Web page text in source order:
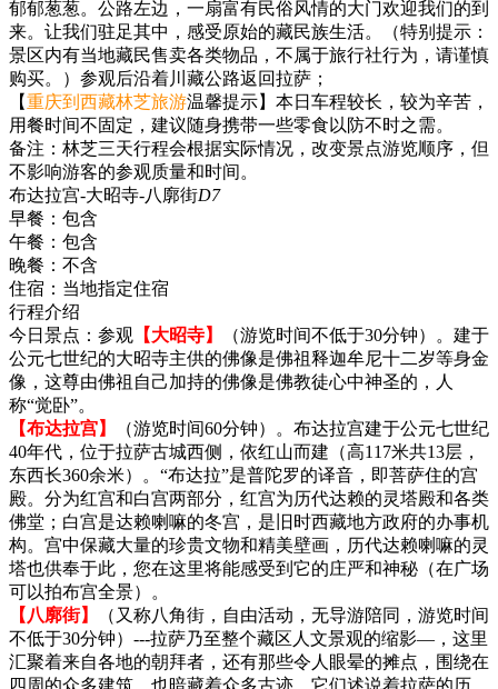
郁郁葱葱。公路左边，一扇富有民俗风情的大门欢迎我们的到
来。让我们驻足其中，感受原始的藏民族生活。（特别提示：
景区内有当地藏民售卖各类物品，不属于旅行社行为，请谨慎
购买。）参观后沿着川藏公路返回拉萨；
【重庆到西藏林芝旅游温馨提示】本日车程较长，较为辛苦，
用餐时间不固定，建议随身携带一些零食以防不时之需。
备注：林芝三天行程会根据实际情况，改变景点游览顺序，但
不影响游客的参观质量和时间。
布达拉宫-大昭寺-八廓街D7
早餐： 包含
午餐： 包含
晚餐： 不含
住宿： 当地指定住宿
行程介绍
今日景点：参观 【大昭寺】
（游览时间不低于30分钟）。建于
公元七世纪的大昭寺主供的佛像是佛祖释迦牟尼十二岁等身金
像，这尊由佛祖自己加持的佛像是佛教徒心中神圣的，人
称“觉卧”。
【布达拉宫】
（游览时间60分钟）。布达拉宫建于公元七世纪
40年代，位于拉萨古城西侧，依红山而建（高117米共13层，
东西长360余米）。“布达拉”是普陀罗的译音，即菩萨住的宫
殿。分为红宫和白宫两部分，红宫为历代达赖的灵塔殿和各类
佛堂；白宫是达赖喇嘛的冬宫，是旧时西藏地方政府的办事机
构。宫中保藏大量的珍贵文物和精美壁画，历代达赖喇嘛的灵
塔也供奉于此，您在这里将能感受到它的庄严和神秘（在广场
可以拍布宫全景）。
【八廓街】
（又称八角街，自由活动，无导游陪同，游览时间
不低于30分钟）---拉萨乃至整个藏区人文景观的缩影—，这里
汇聚着来自各地的朝拜者，还有那些令人眼晕的摊点，围绕在
四周的众多建筑，也暗藏着众多古迹，它们述说着拉萨的历